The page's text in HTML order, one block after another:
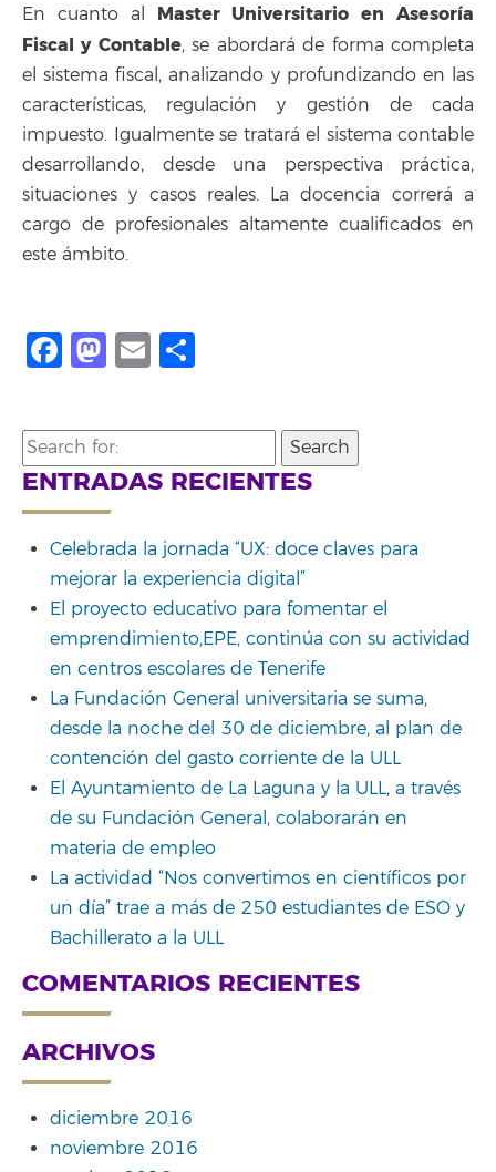
En cuanto al Master Universitario en Asesoría
Fiscal y Contable, se abordará de forma completa
el sistema fiscal, analizando y profundizando en las
características, regulación y gestión de cada
impuesto. Igualmente se tratará el sistema contable
desarrollando, desde una perspectiva práctica,
situaciones y casos reales. La docencia correrá a
cargo de profesionales altamente cualificados en
este ámbito.
Facebook
Mastodon
Email
Search
for:
ENTRADAS RECIENTES
Celebrada la jornada “UX: doce claves para
mejorar la experiencia digital”
El proyecto educativo para fomentar el
emprendimiento,EPE, continúa con su actividad
en centros escolares de Tenerife
La Fundación General universitaria se suma,
desde la noche del 30 de diciembre, al plan de
contención del gasto corriente de la ULL
El Ayuntamiento de La Laguna y la ULL, a través
de su Fundación General, colaborarán en
materia de empleo
La actividad “Nos convertimos en científicos por
un día” trae a más de 250 estudiantes de ESO y
Bachillerato a la ULL
COMENTARIOS RECIENTES
ARCHIVOS
diciembre 2016
noviembre 2016